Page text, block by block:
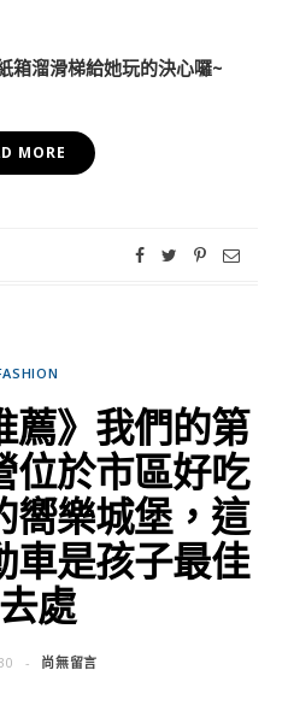
箱溜滑梯給她玩的決心囉~
MORE
薦》我們的第
位於市區好吃
嚮樂城堡，這
車是孩子最佳
處
尚無留言